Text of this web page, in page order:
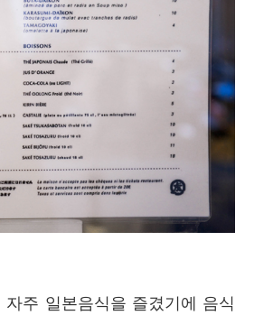
자주 일본음식을 즐겼기에 음식